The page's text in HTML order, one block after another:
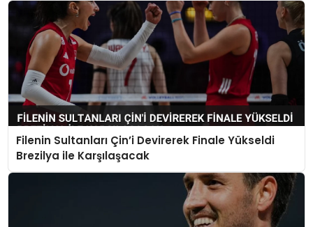
Filenin Sultanları Çin’i Devirerek Finale Yükseldi
Brezilya ile Karşılaşacak